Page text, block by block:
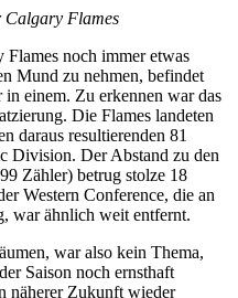
Calgary Flames
noch immer etwas
Mund zu nehmen, befindet
in einem. Zu erkennen war das
Die Flames landeten
daraus resultierenden 81
Division. Der Abstand zu den
Zähler) betrug stolze 18
Western Conference, die an
war ähnlich weit entfernt.
war also kein Thema,
Saison noch ernsthaft
näherer Zukunft wieder